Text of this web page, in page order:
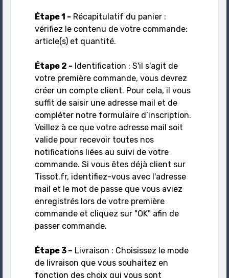
Étape 1 - Récapitulatif du panier :
vérifiez le contenu de votre commande:
article(s) et quantité.
Étape 2 - Identification : S'il s'agit de
votre première commande, vous devrez
créer un compte client. Pour cela, il vous
suffit de saisir une adresse mail et de
compléter notre formulaire d’inscription.
Veillez à ce que votre adresse mail soit
valide pour recevoir toutes nos
notifications liées au suivi de votre
commande. Si vous êtes déjà client sur
Tissot.fr, identifiez-vous avec l'adresse
mail et le mot de passe que vous aviez
enregistrés lors de votre première
commande et cliquez sur "OK" afin de
passer commande.
Étape 3 – Livraison : Choisissez le mode
de livraison que vous souhaitez en
fonction des choix qui vous sont